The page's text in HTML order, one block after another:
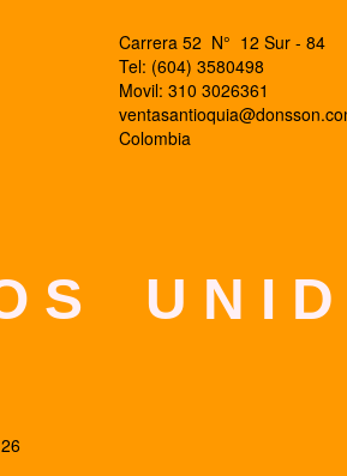
Carrera 52 N° 12 Sur - 84
Tel: (604) 3580498
Movil: 310 3026361
Colombia
S U N I D